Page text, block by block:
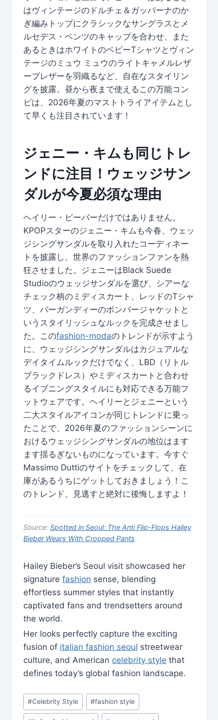
はヴィンテージのドルチェ＆ガッバーナのか
ぎ編みトップにクラシックなサングラスとメ
ルセデス・ベンツのキャップを合わせ、また
あるときはホワイトのベビーTシャツとヴィン
テージのミュウ ミュウのライトキャメルレザ
ーブレザーを羽織るなど、自在なスタイリン
グを披露。昼から夜まで使えるこの万能コン
ビは、2026年夏のマストトライアイテムとし
て早くも注目されています！
ジェニー・キムも同じトレ
ンドに注目！ウェッジサン
ダルが今夏必須な理由
ヘイリー・ビーバーだけではありません。
KPOPスターのジェニー・キムも今春、ウェッ
ジシングサンダルを取り入れたコーディネー
トを披露し、世界のファッションファンを熱
狂させました。ジェニーはBlack Suede
Studioのウェッジサンダルを選び、シアーな
チェック柄のミディスカート、レッドのTシャ
ツ、バーガンディーのボンバージャケットと
いうスタイリッシュなルックを完成させまし
た。このfashion-modaのトレンドが示すよう
に、ウェッジシングサンダルはカジュアルな
デイタイムルックだけでなく、LBD（リトル
ブラックドレス）やミディスカートと合わせ
るイブニングスタイルにも対応できる万能フ
ットウェアです。ヘイリーとジェニーという
二大スタイルアイコンが同じトレンドに乗っ
たことで、2026年夏のファッションシーンに
おけるウェッジシングサンダルの地位はます
ます揺るぎないものになっています。今すぐ
Massimo Duttiのサイトをチェックして、在
庫があるうちにゲットしておきましょう！こ
のトレンド、見逃すと絶対に後悔しますよ！
Source: Spotted in Seoul: The Anti Flip-Flops Hailey
Bieber Wears With Cropped Pants
Hailey Bieber’s Seoul visit showcased her
signature fashion sense, blending
effortless summer styles that instantly
captivated fans and trendsetters around
the world.
Her looks perfectly capture the exciting
fusion of italian fashion seoul streetwear
culture, and American celebrity style that
defines today’s global fashion landscape.
Post
Tags:
#Celebrity Style #fashion style